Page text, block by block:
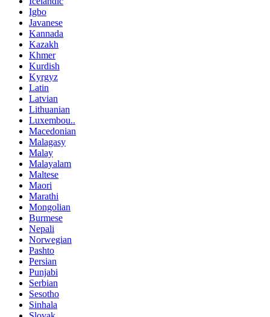
Igbo
Javanese
Kannada
Kazakh
Khmer
Kurdish
Kyrgyz
Latin
Latvian
Lithuanian
Luxembou..
Macedonian
Malagasy
Malay
Malayalam
Maltese
Maori
Marathi
Mongolian
Burmese
Nepali
Norwegian
Pashto
Persian
Punjabi
Serbian
Sesotho
Sinhala